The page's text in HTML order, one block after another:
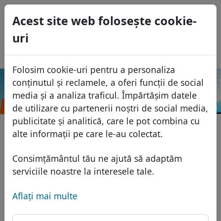
Acest site web foloseşte cookie-
uri
Folosim cookie-uri pentru a personaliza
conținutul și reclamele, a oferi funcții de social
media și a analiza traficul. Împărtășim datele
de utilizare cu partenerii noștri de social media,
publicitate și analitică, care le pot combina cu
alte informații pe care le-au colectat.
Consimțământul tău ne ajută să adaptăm
serviciile noastre la interesele tale.
Aflaţi mai multe
Domenii
Baza domeniilor
Domenii africane
Domenii asiatice
Domenii europene
Domeniile din Orientul Mijlociu
Lista de preţuri
Reduceri
Transfer
Caută
Protecţia ID
Gazduire DNS
FAQ
USD
EUR
GBP
Español
Français
Italiano
Português
Eesti
.商
标
Caută